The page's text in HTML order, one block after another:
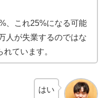
、これ25%になる可能
人が失業するのではな
ています。
はい